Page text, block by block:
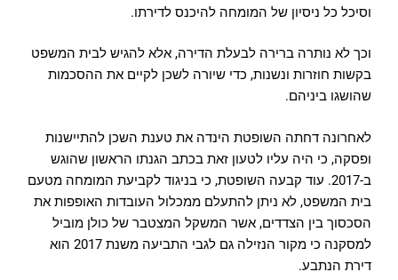
וסיכל כל ניסיון של המומחה להיכנס לדירתו.
וכך לא נותרה ברירה לבעלת הדירה, אלא להגיש לבית המשפט
בקשות חוזרות ונשנות, כדי שיורה לשכן לקיים את ההסכמות
שהושגו ביניהם.
לאחרונה דחתה השופטת הינדה את טענת השכן להתיישנות
ופסקה, כי היה עליו לטעון זאת בכתב הגנתו הראשון שהוגש
ב-2017. עוד קבעה השופטת, כי בניגוד לקביעת המומחה מטעם
בית המשפט, לא ניתן להתעלם ממכלול העובדות האופפות את
הסכסוך בין הצדדים, אשר המשקל המצטבר של כולן מוביל
למסקנה כי מקור הנזילה גם לגבי התביעה משנת 2017 הוא
דירת הנתבע.